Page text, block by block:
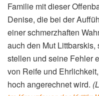
Familie mit dieser
Denise, die bei der
einer schmerzhaften
auch den Mut
stellen und seine Fehler
von Reife und
hoch angerechnet wird.